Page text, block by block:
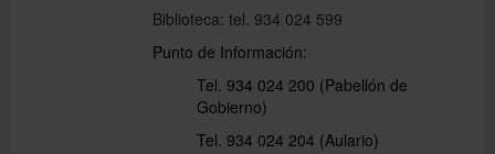
Directorio
Català
Biblioteca: tel. 934 024 599
Punto de Información:
Tel. 934 024 200 (Pabellón de
Gobierno)
Tel. 934 024 204 (Aulario)